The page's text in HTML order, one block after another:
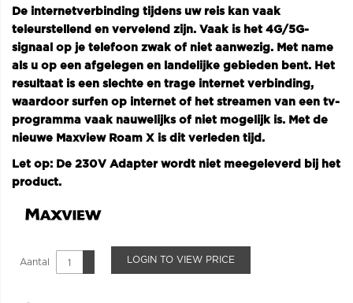
De internetverbinding tijdens uw reis kan vaak
teleurstellend en vervelend zijn. Vaak is het 4G/5G-
signaal op je telefoon zwak of niet aanwezig. Met name
als u op een afgelegen en landelijke gebieden bent. Het
resultaat is een slechte en trage internet verbinding,
waardoor surfen op internet of het streamen van een tv-
programma vaak nauwelijks of niet mogelijk is. Met de
nieuwe Maxview Roam X is dit verleden tijd.
Let op: De 230V Adapter wordt niet meegeleverd bij het
product.
Aantal LOGIN TO VIEW PRICE